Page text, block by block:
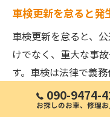
車検更新を怠ると発
車検更新を怠ると、
けでなく、重大な事
す。車検は法律で義
転は違法行為です。
と、保険が適用され
090-9474-
お探しのお車、修理